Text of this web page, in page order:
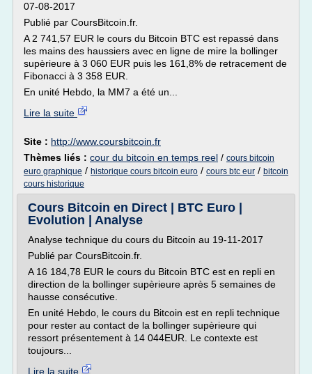
07-08-2017
Publié par CoursBitcoin.fr.
A 2 741,57 EUR le cours du Bitcoin BTC est repassé dans
les mains des haussiers avec en ligne de mire la bollinger
supèrieure à 3 060 EUR puis les 161,8% de retracement de
Fibonacci à 3 358 EUR.
En unité Hebdo, la MM7 a été un...
Lire la suite
Site : http://www.coursbitcoin.fr
Thèmes liés : cour du bitcoin en temps reel / cours bitcoin
euro graphique / historique cours bitcoin euro / cours btc eur / bitcoin
cours historique
Cours Bitcoin en Direct | BTC Euro |
Evolution | Analyse
Analyse technique du cours du Bitcoin au 19-11-2017
Publié par CoursBitcoin.fr.
A 16 184,78 EUR le cours du Bitcoin BTC est en repli en
direction de la bollinger supèrieure après 5 semaines de
hausse consécutive.
En unité Hebdo, le cours du Bitcoin est en repli technique
pour rester au contact de la bollinger supèrieure qui
ressort présentement à 14 044EUR. Le contexte est
toujours...
Lire la suite